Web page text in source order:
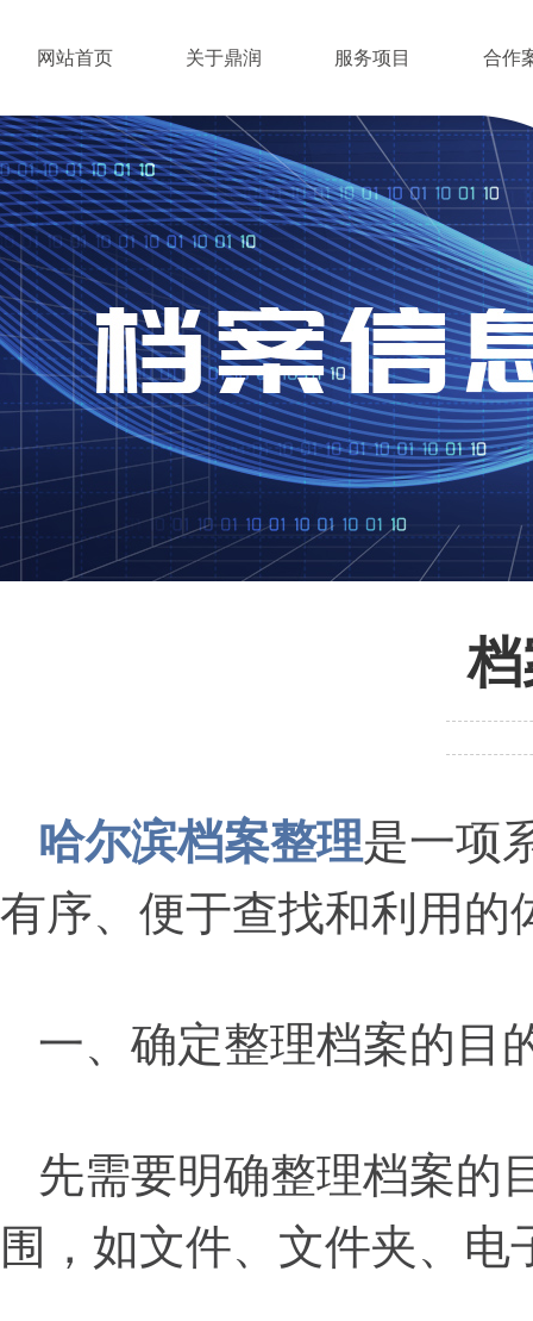
网站首页 关于鼎润 服务项目 合作
哈尔滨档案整理是一项
有序、便于查找和利用的
一、确定整理档案的目
先需要明确整理档案的
围，如文件、文件夹、